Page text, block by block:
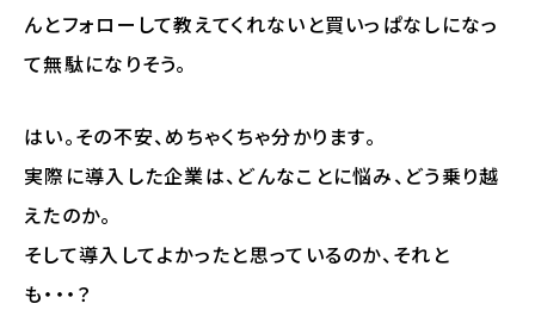
んとフォローして教えてくれないと買いっぱなしになっ
て無駄になりそう。
はい。その不安、めちゃくちゃ分かります。
実際に導入した企業は、どんなことに悩み、どう乗り越
えたのか。
そして導入してよかったと思っているのか、それと
も・・・？